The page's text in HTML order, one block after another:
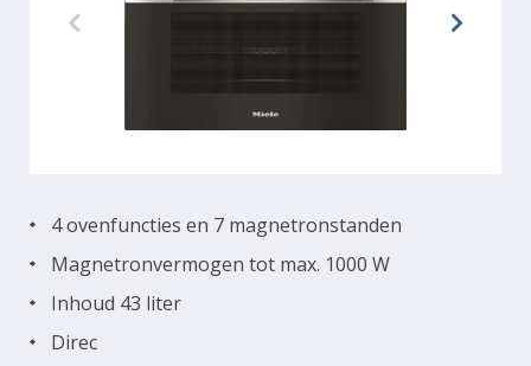
4 ovenfuncties en 7 magnetronstanden
Magnetronvermogen tot max. 1000 W
Inhoud 43 liter
Direc